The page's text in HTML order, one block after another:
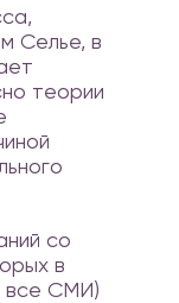
Селье, в
теории
со
в
все СМИ)